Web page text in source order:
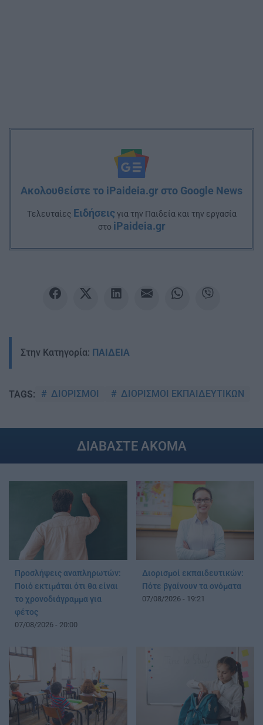
Ακολουθείστε το iPaideia.gr στο Google News
Tελευταίες Ειδήσειςγια την Παιδεία και την εργασία
στο iPaideia.gr
Στην Κατηγορία: ΠΑΙΔΕΙΑ
TAGS: ΔΙΟΡΙΣΜΟΙ ΔΙΟΡΙΣΜΟΙ ΕΚΠΑΙΔΕΥΤΙΚΩΝ
ΔΙΑΒΑΣΤΕ ΑΚΟΜΑ
Προσλήψεις αναπληρωτών:
Ποιό εκτιμάται ότι θα είναι
το χρονοδιάγραμμα για
φέτος
07/08/2026 - 20:00
Διορισμοί εκπαιδευτικών:
Πότε βγαίνουν τα ονόματα
07/08/2026 - 19:21